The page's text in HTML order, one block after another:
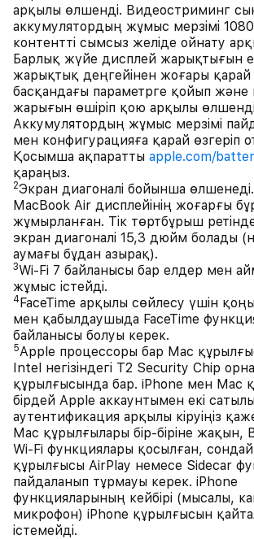
арқылы өлшенді. Видеостриминг
аккумулятордың жұмыс мерзімі
контентті сымсыз желіде ойнату
Барлық жүйе дисплей жарықтығын
жарықтық деңгейінен жоғары қарай
басқандағы параметрге қойып және
жарығын өшіріп қою арқылы
Аккумулятордың жұмыс мерзімі
мен конфигурацияға қарай өзгеріп
Қосымша ақпаратты apple.com/
қараңыз.
2Экран диагоналі бойынша
MacBook Air дисплейінің жоғарғы
жұмырланған. Тік төртбұрыш
экран диагоналі 15,3 дюйм болады
аумағы бұдан азырақ).
3Wi-Fi 7 байланысы бар елдер мен
жұмыс істейді.
4FaceTime арқылы сөйлесу үшін
мен қабылдаушыда FaceTime
байланысы болуы керек.
5Apple процессоры бар Mac
Intel негізіндегі T2 Security Chip
құрылғысында бар. iPhone мен Mac
бірдей Apple аккаунтымен екі сатылы
аутентификация арқылы кіруіңіз
Mac құрылғылары бір-біріне
Wi-Fi функциялары қосылған,
құрылғысы AirPlay немесе Sidecar
пайдаланып тұрмауы керек. iPhone
функцияларының кейбірі (мысалы,
микрофон) iPhone құрылғысын
істемейді.